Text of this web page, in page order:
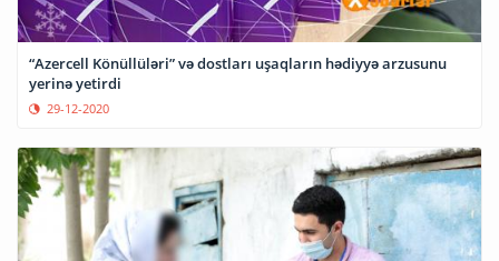
“Azercell Könüllüləri” və dostları uşaqların hədiyyə arzusunu
yerinə yetirdi
29-12-2020